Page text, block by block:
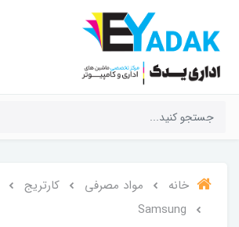
خانه مواد مصرفی کارتریج
Samsung